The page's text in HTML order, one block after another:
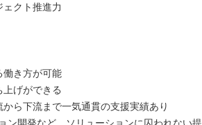
ェクト推進力
働き方が可能
上げができる
ら下流まで一気通貫の支援実績あり
ン開発など、ソリューションに囚われない